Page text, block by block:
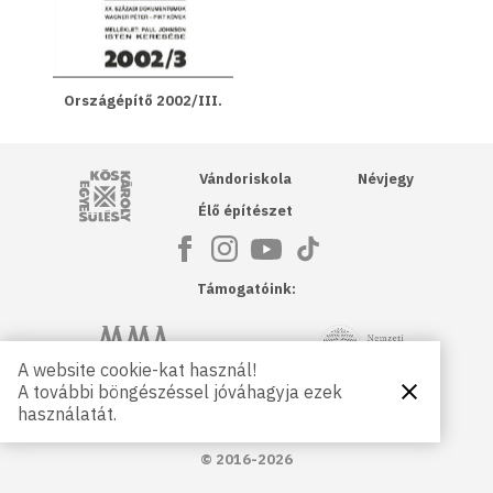
Országépítő 2002/III.
Kós Károly Egyesülés
Vándoriskola
Élő építészet
Névjegy
Támogatóink:
Magyar Művészeti Akadémia NKA
Petőfi Kulturális Ügynökség
© 2016-2026
A website cookie-kat használ!
A további böngészéssel jóváhagyja ezek
használatát.
Bezárás